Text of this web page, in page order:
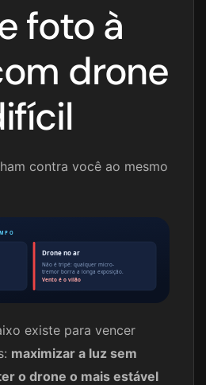
foto à
drone
contra você ao mesmo
Drone no ar
Não é tripé: qualquer micro-
tremor borra a longa exposição.
Vento é o vilão
existe para vencer
maximizar a luz sem
o drone o mais estável